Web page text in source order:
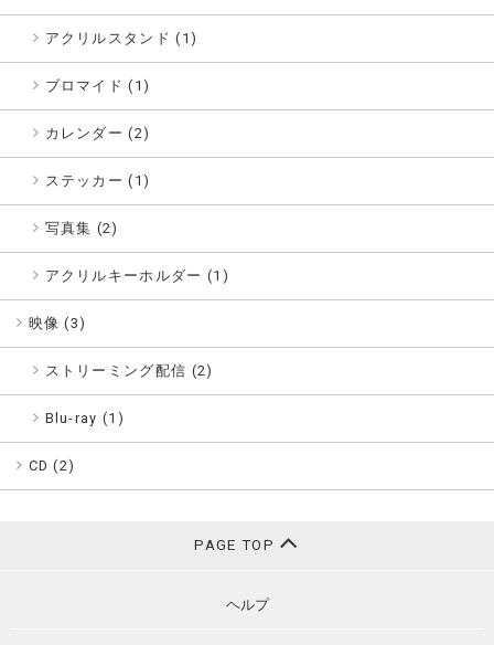
アクリルスタンド (1)
ブロマイド (1)
カレンダー (2)
ステッカー (1)
写真集 (2)
アクリルキーホルダー (1)
映像 (3)
ストリーミング配信 (2)
Blu-ray (1)
CD (2)
PAGE TOP
ヘルプ